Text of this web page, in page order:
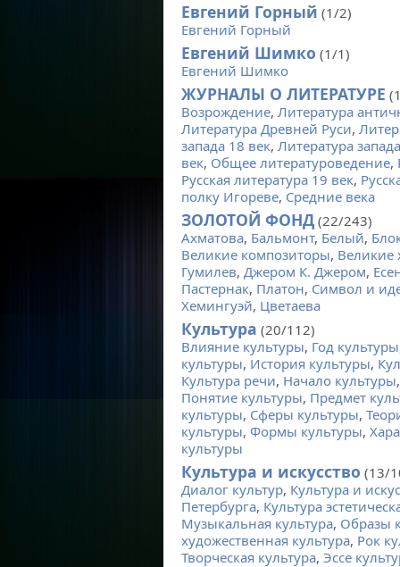
Евгений Горный (1/2)
Евгений Горный
Евгений Шимко (1/1)
Евгений Шимко
ЖУРНАЛЫ О ЛИТЕРАТУРЕ
Возрождение, Литература
Литература Древней Руси,
запада 18 век, Литература
век, Общее литературоведение,
Русская литература 19 век,
полку Игореве, Средние века
ЗОЛОТОЙ ФОНД(22/243)
Ахматова, Бальмонт, Белый,
Великие композиторы, Великие
Гумилев, Джером К. Джером,
Пастернак, Платон, Символ и
Хемингуэй, Цветаева
Культура (20/112)
Влияние культуры, Год культуры
культуры, История культуры,
Культура речи, Начало культуры
Понятие культуры, Предмет
культуры, Сферы культуры,
культуры, Формы культуры,
культуры
Культура и искусство (13/
Диалог культур, Культура и
Петербурга, Культура
Музыкальная культура, Образы
художественная культура, Рок
Творческая культура, Эссе